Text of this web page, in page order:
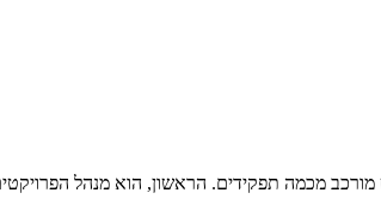
מכמה תפקידים. הראשון, הוא מנהל